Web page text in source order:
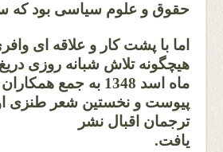
حقوق و علوم سیاسی بود که
اما با پشت کار و علاقه ای
هیچگونه تلاش شبانه روزی
ماه اسد 1348 به
ترجمان اقبال نشر